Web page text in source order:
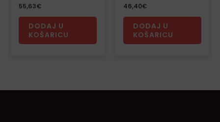
55,63€
DODAJ U
KOŠARICU
46,40€
DODAJ U
KOŠARICU